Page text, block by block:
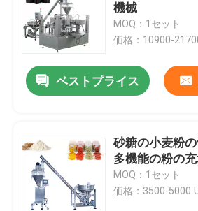
機械
MOQ：1セット
価格：10900-
ベストプライス
砂糖の小麦粉
多機能の粉の
MOQ：1セット
価格：3500-5000